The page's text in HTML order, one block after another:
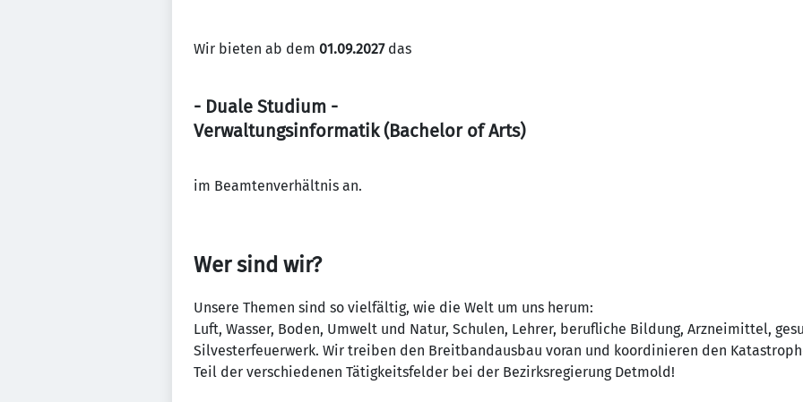
Wir bieten ab dem 01.09.2027das
- Duale Studium -
Verwaltungsinformatik (Bachelor of Arts)
im Beamtenverhältnis an.
Wer sind wir?
Unsere Themen sind so vielfältig, wie die Welt um uns herum:
Luft, Wasser, Boden, Umwelt und Natur, Schulen, Lehrer, berufliche Bildung, Arzneimittel,
Silvesterfeuerwerk. Wir treiben den Breitbandausbau voran und koordinieren den
Teil der verschiedenen Tätigkeitsfelder bei der Bezirksregierung Detmold!